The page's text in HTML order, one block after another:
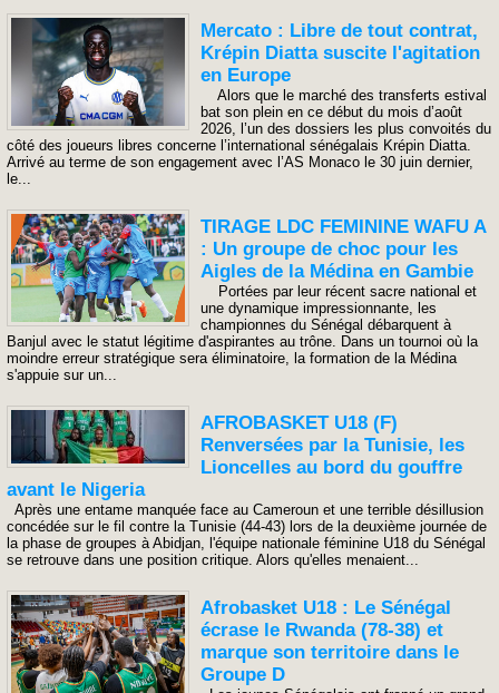
Mercato : Libre de tout contrat,
Krépin Diatta suscite l'agitation
en Europe
Alors que le marché des transferts estival
bat son plein en ce début du mois d’août
2026, l’un des dossiers les plus convoités du
côté des joueurs libres concerne l’international sénégalais Krépin Diatta.
Arrivé au terme de son engagement avec l’AS Monaco le 30 juin dernier,
le...
TIRAGE LDC FEMININE WAFU A
: Un groupe de choc pour les
Aigles de la Médina en Gambie
Portées par leur récent sacre national et
une dynamique impressionnante, les
championnes du Sénégal débarquent à
Banjul avec le statut légitime d'aspirantes au trône. Dans un tournoi où la
moindre erreur stratégique sera éliminatoire, la formation de la Médina
s'appuie sur un...
AFROBASKET U18 (F)
Renversées par la Tunisie, les
Lioncelles au bord du gouffre
avant le Nigeria
​Après une entame manquée face au Cameroun et une terrible désillusion
concédée sur le fil contre la Tunisie (44-43) lors de la deuxième journée de
la phase de groupes à Abidjan, l'équipe nationale féminine U18 du Sénégal
se retrouve dans une position critique. Alors qu'elles menaient...
Afrobasket U18 : Le Sénégal
écrase le Rwanda (78-38) et
marque son territoire dans le
Groupe D